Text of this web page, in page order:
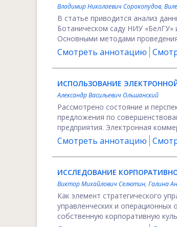
Владимир Николаевич Сорокопудов,
В статье приводится анализ
Ботаническом саду НИУ «БелГУ»
Основными методами
Смотреть аннотацию
ИСПОЛЬЗОВАНИЕ
Александр Васильевич Ольшанский
Рассмотрено состояние и
предложения по
предприятия. Электронная
Смотреть аннотацию
ИССЛЕДОВАНИЕ
Виктор Михайлович Селютин, Галина
Как элемент стратегического
управленческих и
собственную корпоративную